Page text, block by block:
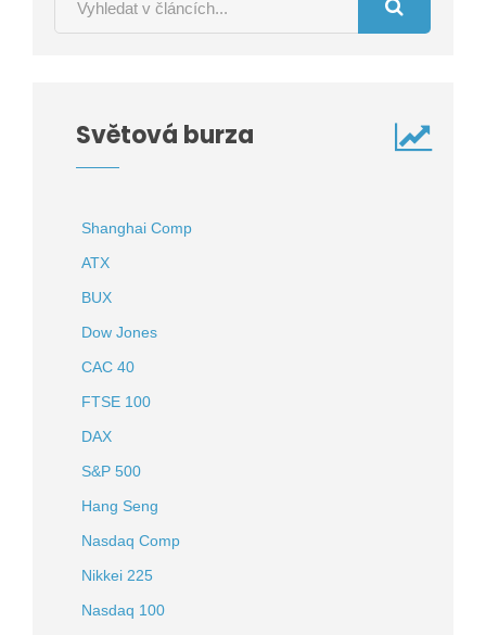
Světová burza
Shanghai Comp
ATX
BUX
Dow Jones
CAC 40
FTSE 100
DAX
S&P 500
Hang Seng
Nasdaq Comp
Nikkei 225
Nasdaq 100